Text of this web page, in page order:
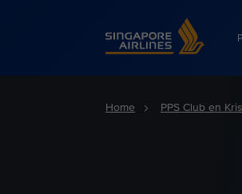
Singapore Airlines Home
Home PPS Club en